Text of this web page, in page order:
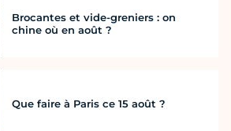
Brocantes et vide-greniers : on
chine où en août ?
Que faire à Paris ce 15 août ?